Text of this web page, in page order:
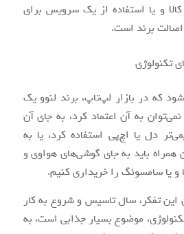
و یا استفاده از یک سرویس برای
برند است.
که در بازار لپ‌تاپ، برند لنوو یک
به آن اعتماد کرد، به جای آن
دل یا اچ‌پی استفاده کرد، یا به
همراه باید به جای گوشی‌های هواوی و
و یا سامسونگ را خریداری کنیم.
این تفکر، سال تاسیس و شروع به کار
موضوع بسیار جذابی است، به